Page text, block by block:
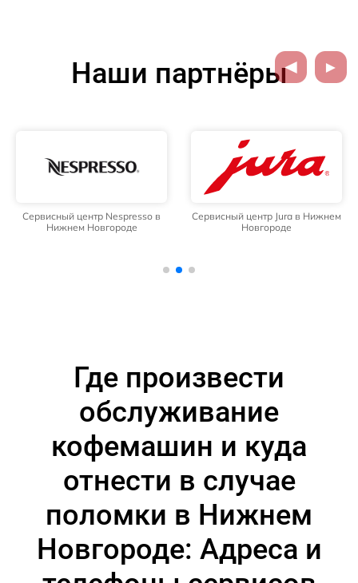
Наши партнёры
Сервисный центр Nespresso в
Нижнем Новгороде
Сервисный центр Jura в Нижнем
Новгороде
Где произвести
обслуживание
кофемашин и куда
отнести в случае
поломки в Нижнем
Новгороде: Адреса и